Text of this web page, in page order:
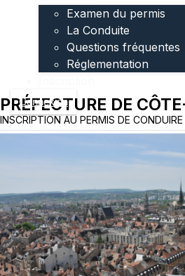
Examen du permis
La Conduite
Questions fréquentes
Réglementation
Connexion
PRÉFECTURE DE
INSCRIPTION AU PERMIS DE CONDUIRE